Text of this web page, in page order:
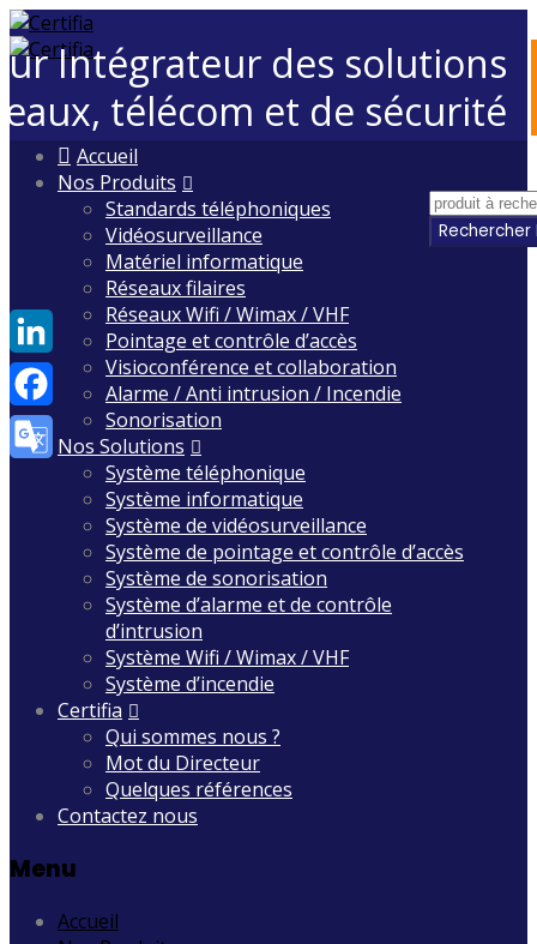
Intégrateur des solutions
télécom et de sécurité
Skip
Accueil
Nos Produits
Standards téléphoniques
Vidéosurveillance
Matériel informatique
Réseaux filaires
Réseaux Wifi / Wimax / VHF
Pointage et contrôle d’accès
Visioconférence et collaboration
Alarme / Anti intrusion / Incendie
Sonorisation
Nos Solutions
Système téléphonique
Système informatique
Système de vidéosurveillance
Système de pointage et contrôle d’accès
Système de sonorisation
Système d’alarme et de contrôle
d’intrusion
Système Wifi / Wimax / VHF
Système d’incendie
Certifia
Qui sommes nous ?
Mot du Directeur
Quelques références
Contactez nous
Menu
Accueil
LinkedIn
Facebook
Translate